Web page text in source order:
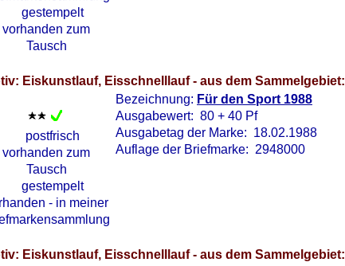
Eiskunstlauf, Eisschnelllauf - aus dem Sammelgebiet:
Bezeichnung: Für den Sport 1988
Ausgabewert: 80 + 40 Pf
Ausgabetag der Marke: 18.02.1988
Auflage der Briefmarke: 2948000
Eiskunstlauf, Eisschnelllauf - aus dem Sammelgebiet: